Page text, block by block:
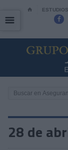
⌂

☰
☰
28 de